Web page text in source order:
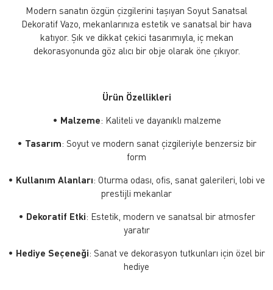
Modern sanatın özgün çizgilerini taşıyan Soyut Sanatsal
Dekoratif Vazo, mekanlarınıza estetik ve sanatsal bir hava
katıyor. Şık ve dikkat çekici tasarımıyla, iç mekan
dekorasyonunda göz alıcı bir obje olarak öne çıkıyor.
Ürün Özellikleri
• Malzeme: Kaliteli ve dayanıklı malzeme
• Tasarım: Soyut ve modern sanat çizgileriyle benzersiz bir
form
• Kullanım Alanları: Oturma odası, ofis, sanat galerileri, lobi ve
prestijli mekanlar
• Dekoratif Etki: Estetik, modern ve sanatsal bir atmosfer
yaratır
• Hediye Seçeneği: Sanat ve dekorasyon tutkunları için özel bir
hediye